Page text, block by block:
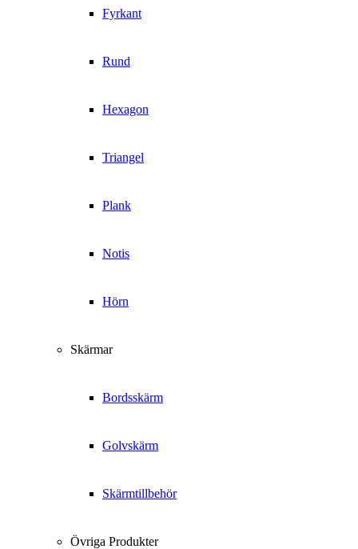
Fyrkant
Rund
Hexagon
Triangel
Plank
Notis
Hörn
Skärmar
Bordsskärm
Golvskärm
Skärmtillbehör
Övriga Produkter